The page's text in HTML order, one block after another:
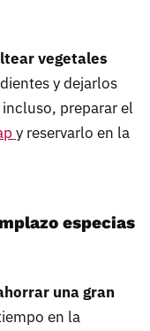
vegetales
y dejarlos
preparar el
y reservarlo en la
especias
una gran
en la